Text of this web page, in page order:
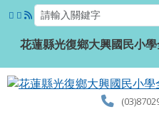
跳至主內容區
花蓮縣光復鄉大
花蓮縣光復鄉大興國民小學